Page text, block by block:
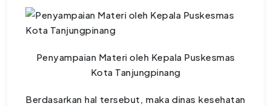
Penyampaian Materi oleh Kepala Puskesmas
Kota Tanjungpinang
Berdasarkan hal tersebut, maka dinas kesehatan